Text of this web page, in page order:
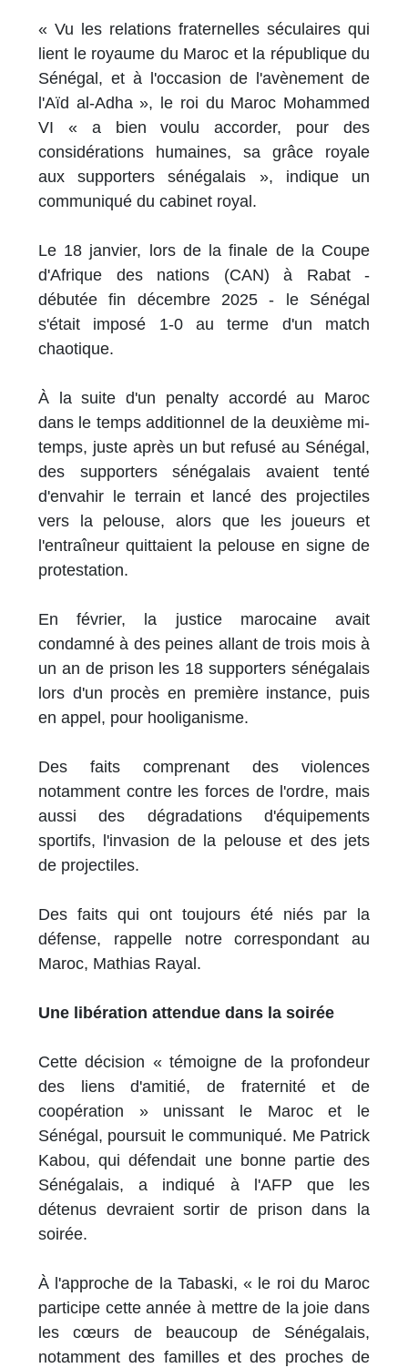
« Vu les relations fraternelles séculaires qui
lient le royaume du Maroc et la république du
Sénégal, et à l'occasion de l'avènement de
l'Aïd al-Adha », le roi du Maroc Mohammed
VI « a bien voulu accorder, pour des
considérations humaines, sa grâce royale
aux supporters sénégalais », indique un
communiqué du cabinet royal.
Le 18 janvier, lors de la finale de la Coupe
d'Afrique des nations (CAN) à Rabat -
débutée fin décembre 2025 - le Sénégal
s'était imposé 1-0 au terme d'un match
chaotique.
À la suite d'un penalty accordé au Maroc
dans le temps additionnel de la deuxième mi-
temps, juste après un but refusé au Sénégal,
des supporters sénégalais avaient tenté
d'envahir le terrain et lancé des projectiles
vers la pelouse, alors que les joueurs et
l'entraîneur quittaient la pelouse en signe de
protestation.
En février, la justice marocaine avait
condamné à des peines allant de trois mois à
un an de prison les 18 supporters sénégalais
lors d'un procès en première instance, puis
en appel, pour hooliganisme.
Des faits comprenant des violences
notamment contre les forces de l'ordre, mais
aussi des dégradations d'équipements
sportifs, l'invasion de la pelouse et des jets
de projectiles.
Des faits qui ont toujours été niés par la
défense, rappelle notre correspondant au
Maroc, Mathias Rayal.
Une libération attendue dans la soirée
Cette décision « témoigne de la profondeur
des liens d'amitié, de fraternité et de
coopération » unissant le Maroc et le
Sénégal, poursuit le communiqué. Me Patrick
Kabou, qui défendait une bonne partie des
Sénégalais, a indiqué à l'AFP que les
détenus devraient sortir de prison dans la
soirée.
À l'approche de la Tabaski, « le roi du Maroc
participe cette année à mettre de la joie dans
les cœurs de beaucoup de Sénégalais,
notamment des familles et des proches de